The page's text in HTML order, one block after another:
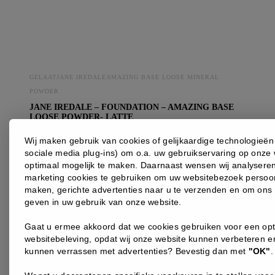
GELAATJANE IREDALEAMAZING BASE LOOSE MINERAL
POWDER
JANE IREDALE – FOUNDATION – AMAZING BASE
LOOSE POWDER- LATTE
droge, vochtarme en doffe huid. Deze basis heeft een SPF 20
en is waterbestendig.
52,00€
jane
iredale
-
Wij maken gebruik van cookies of gelijkaardige
sociale media plug-ins) om o.a. uw gebruikservaring op onze
optimaal mogelijk te maken. Daarnaast wensen wij
marketing cookies te gebruiken om uw websitebezoek
maken, gerichte advertenties naar u te verzenden en om
geven in uw gebruik van onze website.
Gaat u ermee akkoord dat we cookies gebruiken voor een
websitebeleving, opdat wij onze website kunnen verbeteren
kunnen verrassen met advertenties? Bevestig dan met "OK"